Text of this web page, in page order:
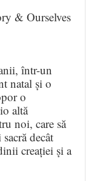
într-un
natal și o
o
altă
noi, care să
decât
creației și a